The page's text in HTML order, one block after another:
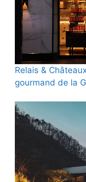
Relais &
gourmand de la